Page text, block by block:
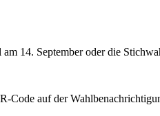
14. September oder die
Code auf der